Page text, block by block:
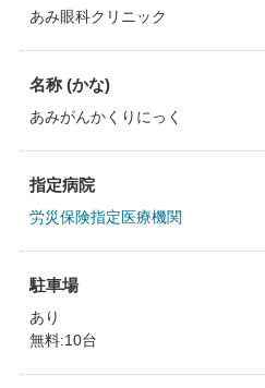
あみ眼科クリニック
名称 (かな)
あみがんかくりにっく
指定病院
労災保険指定医療機関
駐車場
あり
無料:10台